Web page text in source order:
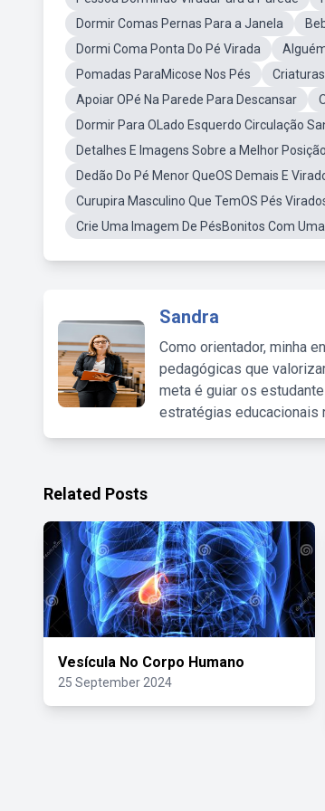
Dormir Comas Pernas Para a Janela
Dormi Coma Ponta Do Pé Virada
Pomadas ParaMicose Nos Pés
Apoiar OPé Na Parede Para Descansar
Dormir Para OLado Esquerdo Circulação
Detalhes E Imagens Sobre a Melhor
Dedão Do Pé Menor QueOS Demais E
Curupira Masculino Que TemOS Pés
Crie Uma Imagem De PésBonitos Com
Sandra
Como orientador, minha
pedagógicas que
meta é guiar os
estratégias educacionais
Related Posts
Vesícula No Corpo Humano
25 September 2024